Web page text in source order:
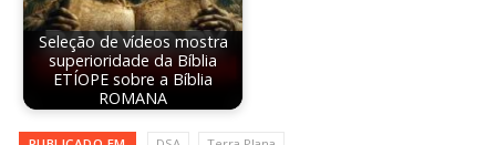
Seleção de vídeos mostra
superioridade da Bíblia
ETÍOPE sobre a Bíblia
ROMANA